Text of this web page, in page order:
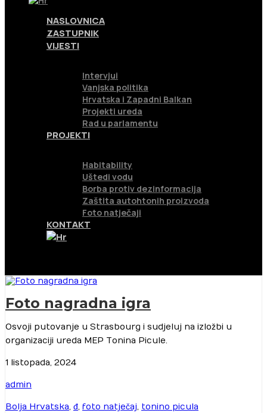
NASLOVNICA
ZASTUPNIK
VIJESTI
Intervjui
Vanjska politika
Hrvatska i Zapadni Balkan
Projekti ureda
Rad u parlamentu
PROJEKTI
Habitability
Uštedi vodu
Borba protiv dezinformacija
Zaštita autohtonih proizvoda
Foto natječaji
KONTAKT
NASLOVNICA
ZASTUPNIK
VIJESTI
Vanjska politika
Hrvatska i Zapadni Balkan
Projekti ureda
Rad u parlamentu
PROJEKTI
Uštedi vodu
Borba protiv dezinformacija
Zaštita autohtonih proizvoda
Foto natječaji
KONTAKT
Foto nagradna igra
Osvoji putovanje u Strasbourg i sudjeluj na izložbi u
organizaciji ureda MEP Tonina Picule.
1 listopada, 2024
admin
Bolja Hrvatska, đ, foto natječaj, tonino picula